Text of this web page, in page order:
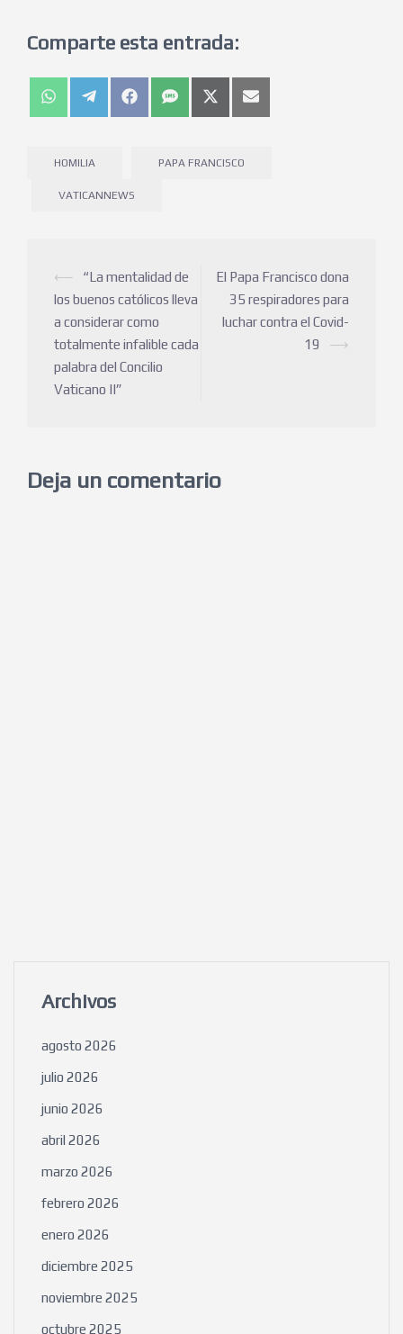
Comparte esta entrada:
HOMILIA PAPA FRANCISCO
VATICANNEWS
⟵
“La mentalidad de
los buenos católicos lleva
a considerar como
totalmente infalible cada
palabra del Concilio
Vaticano II”
El Papa Francisco dona
35 respiradores para
luchar contra el Covid-
19
⟶
Deja un comentario
Archivos
agosto 2026
julio 2026
junio 2026
abril 2026
marzo 2026
febrero 2026
enero 2026
diciembre 2025
noviembre 2025
octubre 2025